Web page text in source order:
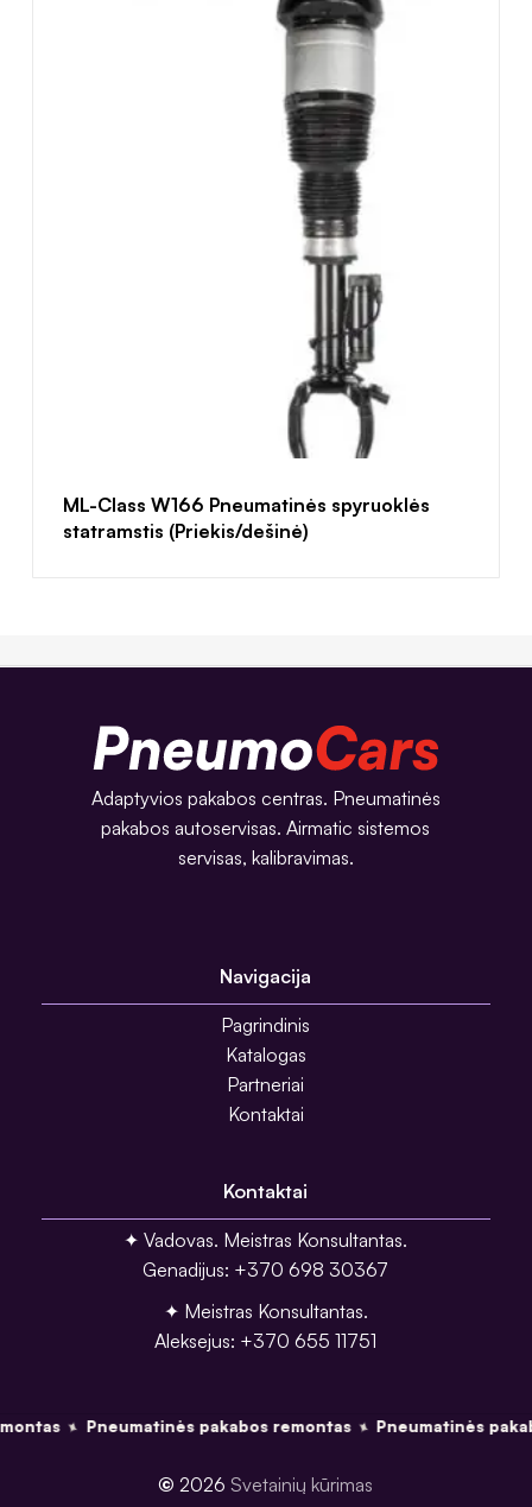
ML-Class W166 Pneumatinės spyruoklės
statramstis (Priekis/dešinė)
Adaptyvios pakabos centras. Pneumatinės
pakabos autoservisas. Airmatic sistemos
servisas, kalibravimas.
Navigacija
Pagrindinis
Katalogas
Partneriai
Kontaktai
Kontaktai
✦ Vadovas. Meistras Konsultantas.
Genadijus: +370 698 30367
✦ Meistras Konsultantas.
Aleksejus: +370 655 11751
✦ Pneumatinės pakabos remontas ✦Pneumatinės
©2026 Svetainių kūrimas